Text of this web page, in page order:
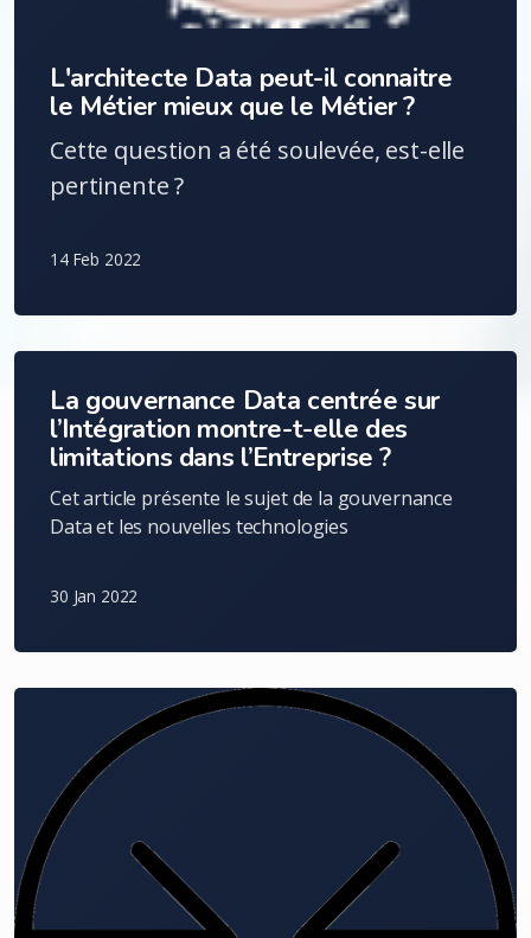
L'architecte Data peut-il connaitre
le Métier mieux que le Métier ?
Cette question a été soulevée, est-elle
pertinente ?
14 Feb 2022
La gouvernance Data centrée sur
l’Intégration montre-t-elle des
limitations dans l’Entreprise ?
Cet article présente le sujet de la gouvernance
Data et les nouvelles technologies
30 Jan 2022